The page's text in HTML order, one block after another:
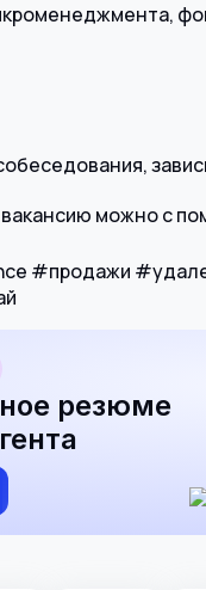
вакансию можно с
#продажи
резюме